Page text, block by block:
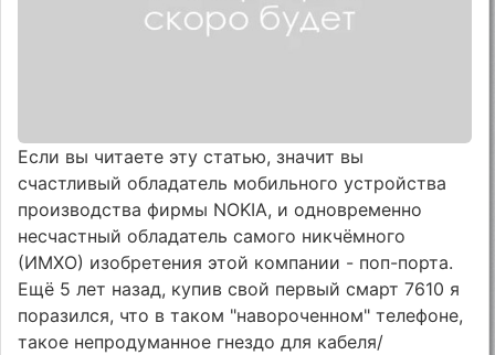
Если вы читаете эту статью, значит вы
счастливый обладатель мобильного устройства
производства фирмы NOKIA, и одновременно
несчастный обладатель самого никчёмного
(ИМХО) изобретения этой компании - поп-порта.
Ещё 5 лет назад, купив свой первый смарт 7610 я
поразился, что в таком "навороченном" телефоне,
такое непродуманное гнездо для кабеля/